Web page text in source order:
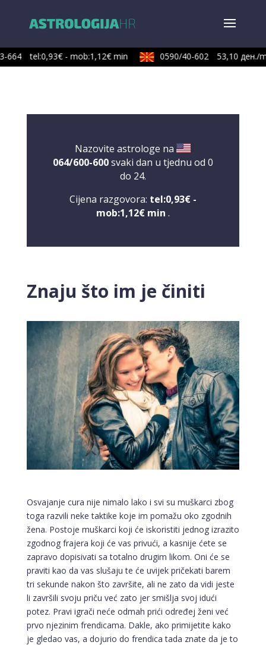
664 tel:0,93€ - mob:1,12€ min 0590/40-602 53,10 ден./
Nazovite astrologe na
064/600-600svaki dan u tjednu od 0
do 24.
Cijena razgovora: tel:0,93€ -
mob:1,12€ min .
Znaju što im je činiti
Osvajanje cura nije nimalo lako i svi su muškarci zbog
toga razvili neke taktike koje im pomažu oko zgodnih
žena. Postoje muškarci koji će iskoristiti jednog izrazito
zgodnog frajera koji će vas privući, a kasnije ćete se
zapravo dopisivati sa totalno drugim likom. Oni će se
praviti kao da vas slušaju te će uvijek pričekati barem
tri sekunde nakon što završite, ali ne zato da vidi jeste
li završili svoju priču već zato jer smišlja svoj idući
potez. Pravi igrači neće odmah prići određej ženi već
prvo njezinim frendicama. Dakle, ako primijetite kako
je gledao vas, a dojurio do frendica tada znate da je to